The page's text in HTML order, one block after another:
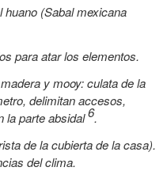
huano (Sabal mexicana
para atar los elementos.
y mooy: culata de la
delimitan accesos,
la parte absidal6.
de la cubierta de la casa).
del clima.